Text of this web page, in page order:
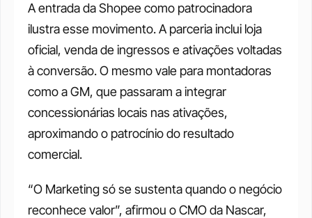
A entrada da Shopee como patrocinadora
ilustra esse movimento. A parceria inclui loja
oficial, venda de ingressos e ativações voltadas
à conversão. O mesmo vale para montadoras
como a GM, que passaram a integrar
concessionárias locais nas ativações,
aproximando o patrocínio do resultado
comercial.
“O Marketing só se sustenta quando o negócio
reconhece valor”, afirmou o CMO da Nascar,